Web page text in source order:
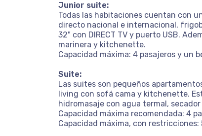
Junior suite:
Todas las habitaciones cuentan con
directo nacional e internacional,
32" con DIRECT TV y puerto USB.
marinera y kitchenette.
Capacidad máxima: 4 pasajeros y un
Suite:
Las suites son pequeños
living con sofá cama y kitchenette.
hidromasaje con agua termal, secador
Capacidad máxima recomendada: 4
Capacidad máxima, con restricciones: